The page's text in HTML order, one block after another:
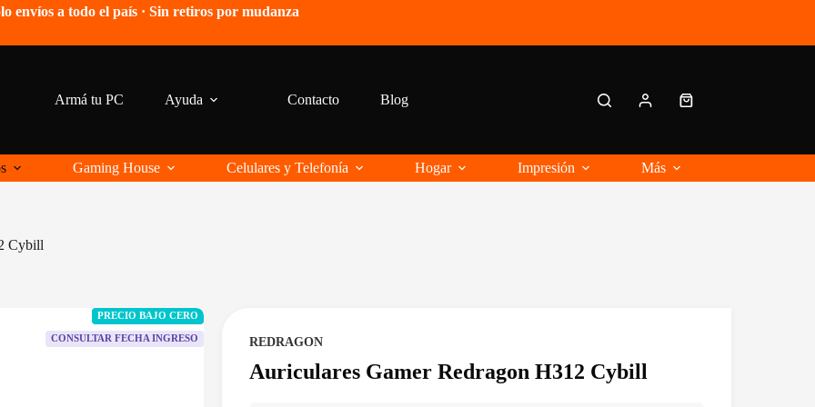
envíos a todo el país · Sin retiros por mudanza
Armá tu PC Ayuda Contacto Blog
Carro
Gaming House Celulares y Telefonía Hogar Impresión Más
Cybill
PRECIO BAJO CERO
CONSULTAR FECHA INGRESO REDRAGON
Auriculares Gamer Redragon H312 Cybill